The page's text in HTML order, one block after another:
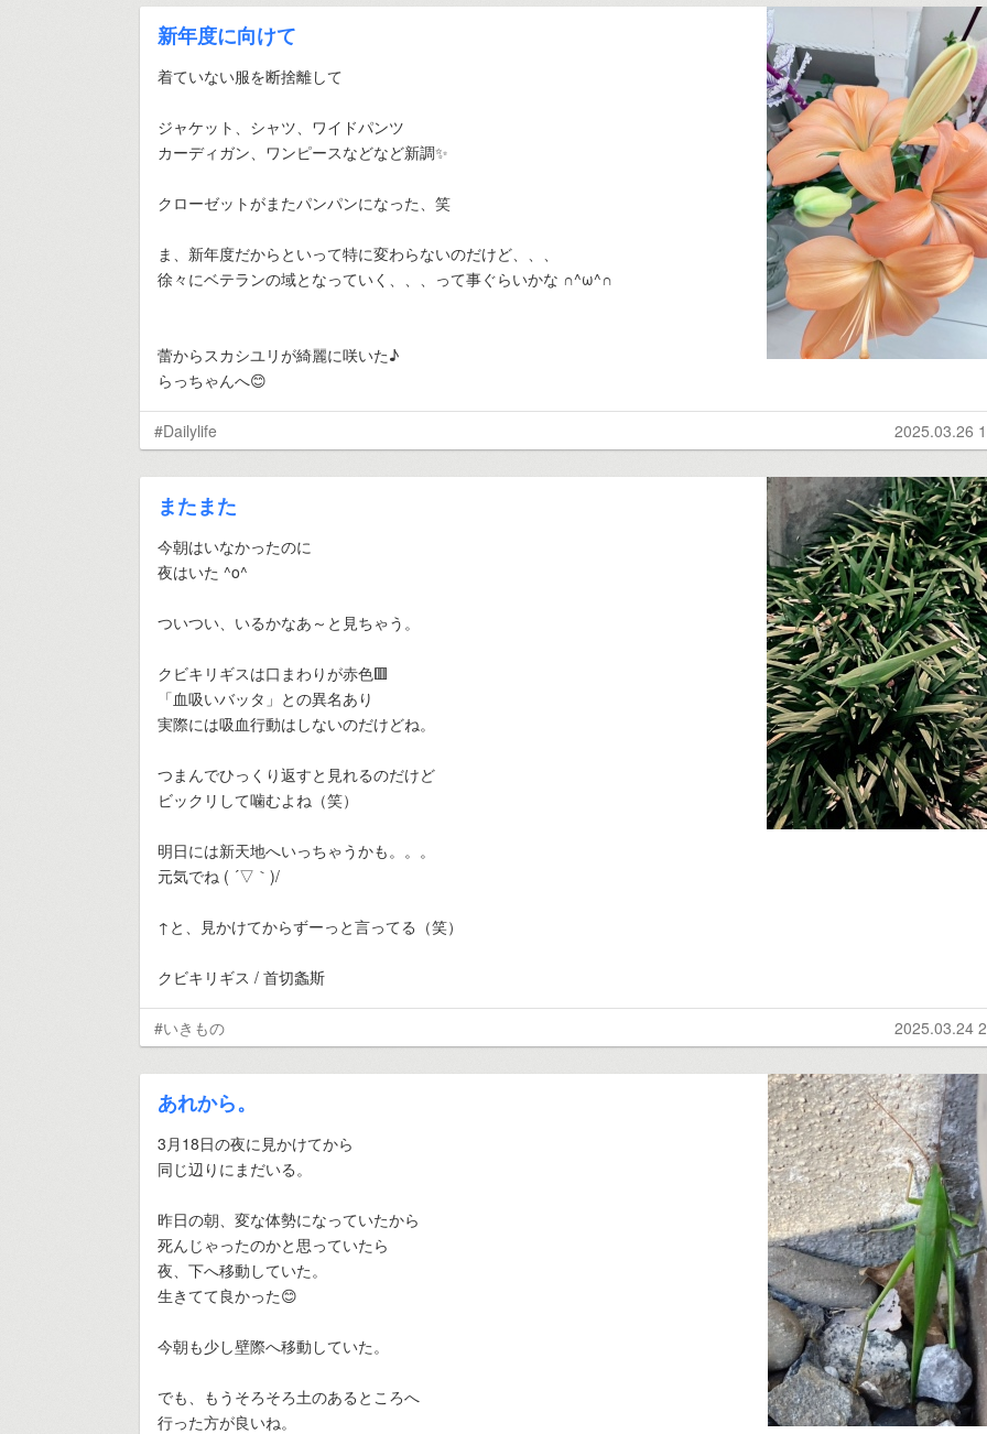
新年度に向けて
着ていない服を断捨離して
ジャケット、シャツ、ワイドパンツ
カーディガン、ワンピースなどなど新調✨
クローゼットがまたパンパンになった、笑
ま、新年度だからといって特に変わらないのだけど、、、
徐々にベテランの域となっていく、、、って事ぐらいかな ∩^ω^∩
蕾からスカシユリが綺麗に咲いた♪
らっちゃんへ😊
#Dailylife 2025.03.26
またまた
今朝はいなかったのに
夜はいた ^o^
ついつい、いるかなあ～と見ちゃう。
クビキリギスは口まわりが赤色🟥
「血吸いバッタ」との異名あり
実際には吸血行動はしないのだけどね。
つまんでひっくり返すと見れるのだけど
ビックリして噛むよね（笑）
明日には新天地へいっちゃうかも。。。
元気でね ( ´▽｀)/
↑と、見かけてからずーっと言ってる（笑）
クビキリギス / 首切螽斯
#いきもの 2025.03.24
あれから。
3月18日の夜に見かけてから
同じ辺りにまだいる。
昨日の朝、変な体勢になっていたから
死んじゃったのかと思っていたら
夜、下へ移動していた。
生きてて良かった😊
今朝も少し壁際へ移動していた。
でも、もうそろそろ土のあるところへ
行った方が良いね。